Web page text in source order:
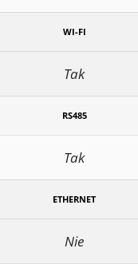
WI-FI
Tak
RS485
Tak
ETHERNET
Nie